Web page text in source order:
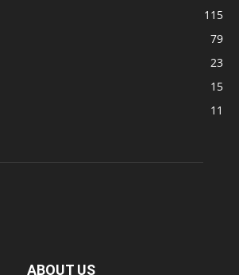
115
79
23
15
11
ABOUT US